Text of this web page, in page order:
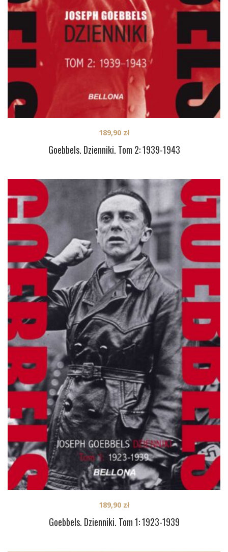
Goebbels. Dzienniki. Tom 2: 1939-1943
189,90 zł
Goebbels. Dzienniki. Tom 1: 1923-1939
189,90 zł